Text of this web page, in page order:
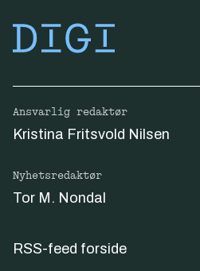
Ansvarlig redaktør
Kristina Fritsvold Nilsen
Nyhetsredaktør
Tor M. Nondal
RSS-feed forside